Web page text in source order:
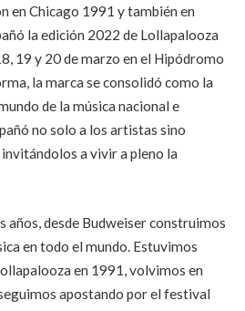
en Chicago 1991 y también en
la edición 2022 de Lollapalooza
19 y 20 de marzo en el Hipódromo
la marca se consolidó como la
de la música nacional e
no solo a los artistas sino
a vivir a pleno la
años, desde Budweiser construimos
en todo el mundo. Estuvimos
en 1991, volvimos en
apostando por el festival